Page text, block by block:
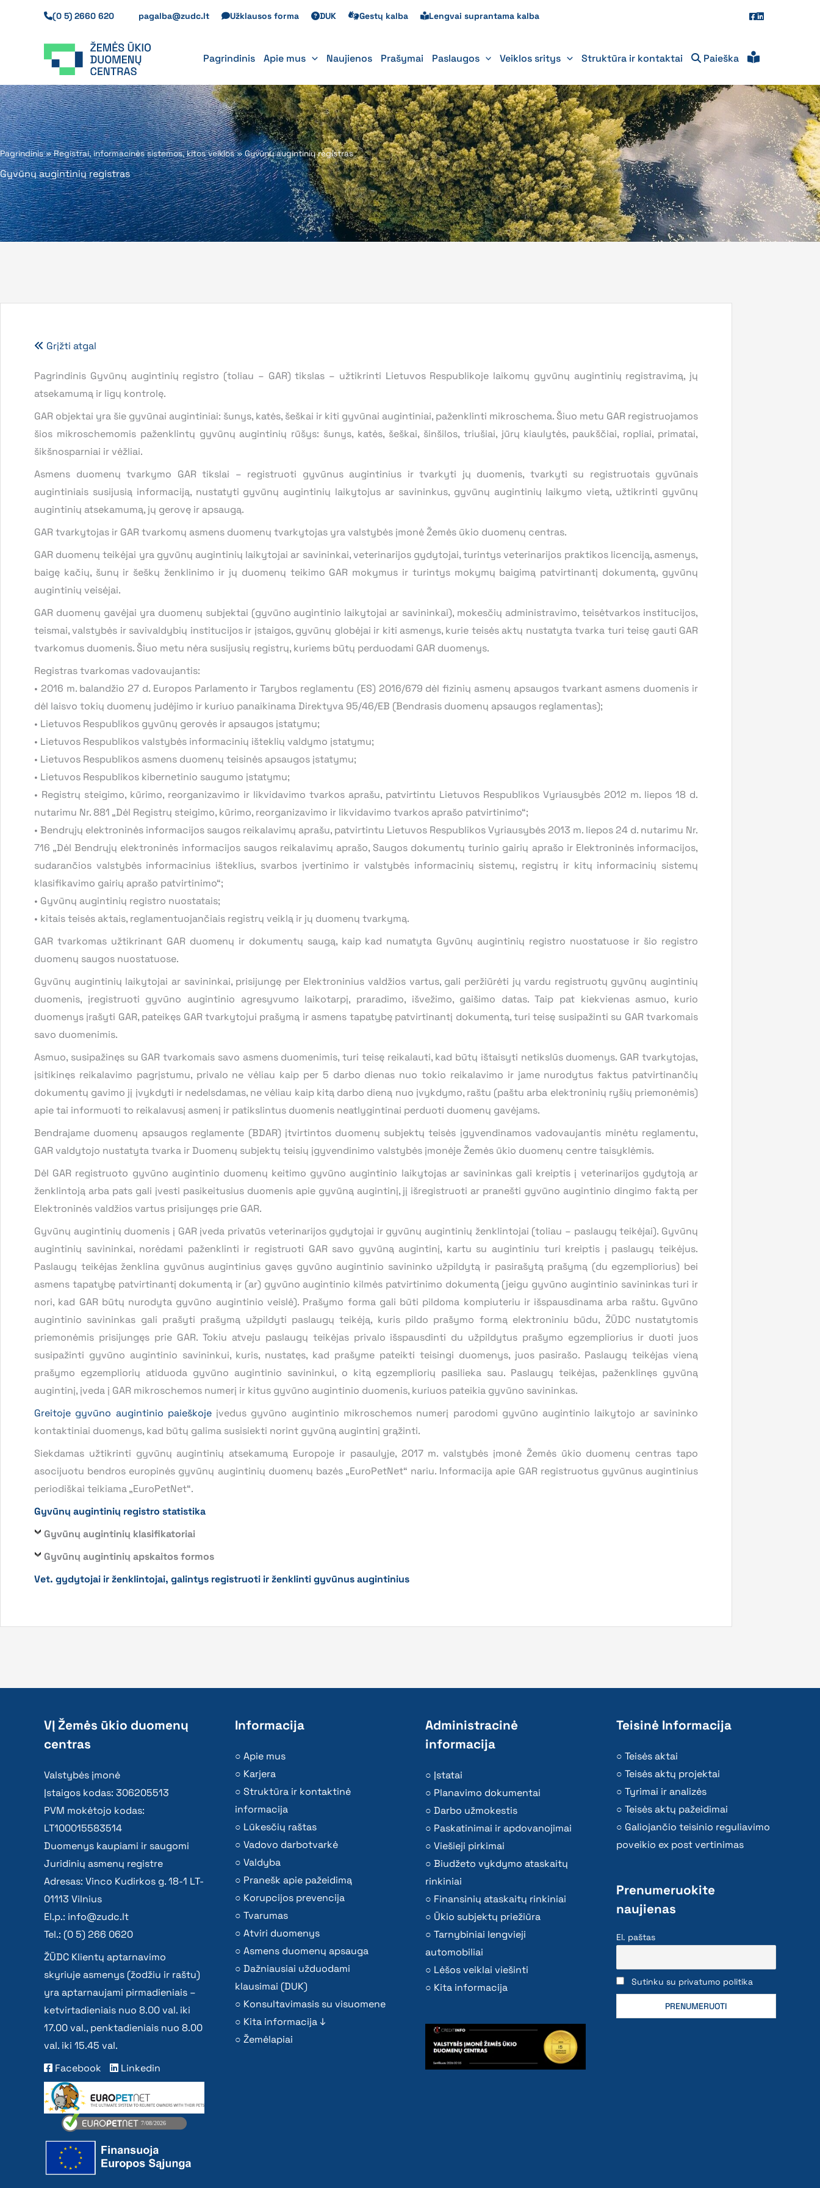
(0 5) 2660 620 pagalba@zudc.lt Užklausos forma DUK Gestų kalba Lengvai suprantama kalba
Pagrindinis Apie mus Naujienos Prašymai Paslaugos Veiklos sritys Struktūra ir kontaktai Paieška
Pagrindinis»Registrai, informacinės sistemos, kitos veiklos»Gyvūnų augintinių registras
Gyvūnų augintinių registras
Grįžti atgal
Pagrindinis Gyvūnų augintinių registro (toliau – GAR) tikslas – užtikrinti Lietuvos Respublikoje laikomų gyvūnų augintinių registravimą, jų
atsekamumą ir ligų kontrolę.
GAR objektai yra šie gyvūnai augintiniai: šunys, katės, šeškai ir kiti gyvūnai augintiniai, paženklinti mikroschema. Šiuo metu GAR registruojamos
šios mikroschemomis paženklintų gyvūnų augintinių rūšys: šunys, katės, šeškai, šinšilos, triušiai, jūrų kiaulytės, paukščiai, ropliai, primatai,
šikšnosparniai ir vėžliai.
Asmens duomenų tvarkymo GAR tikslai – registruoti gyvūnus augintinius ir tvarkyti jų duomenis, tvarkyti su registruotais gyvūnais
augintiniais susijusią informaciją, nustatyti gyvūnų augintinių laikytojus ar savininkus, gyvūnų augintinių laikymo vietą, užtikrinti gyvūnų
augintinių atsekamumą, jų gerovę ir apsaugą.
GAR tvarkytojas ir GAR tvarkomų asmens duomenų tvarkytojas yra valstybės įmonė Žemės ūkio duomenų centras.
GAR duomenų teikėjai yra gyvūnų augintinių laikytojai ar savininkai, veterinarijos gydytojai, turintys veterinarijos praktikos licenciją, asmenys,
baigę kačių, šunų ir šeškų ženklinimo ir jų duomenų teikimo GAR mokymus ir turintys mokymų baigimą patvirtinantį dokumentą, gyvūnų
augintinių veisėjai.
GAR duomenų gavėjai yra duomenų subjektai (gyvūno augintinio laikytojai ar savininkai), mokesčių administravimo, teisėtvarkos institucijos,
teismai, valstybės ir savivaldybių institucijos ir įstaigos, gyvūnų globėjai ir kiti asmenys, kurie teisės aktų nustatyta tvarka turi teisę gauti GAR
tvarkomus duomenis. Šiuo metu nėra susijusių registrų, kuriems būtų perduodami GAR duomenys.
Registras tvarkomas vadovaujantis:
• 2016 m. balandžio 27 d. Europos Parlamento ir Tarybos reglamentu (ES) 2016/679 dėl fizinių asmenų apsaugos tvarkant asmens duomenis ir
dėl laisvo tokių duomenų judėjimo ir kuriuo panaikinama Direktyva 95/46/EB (Bendrasis duomenų apsaugos reglamentas);
• Lietuvos Respublikos gyvūnų gerovės ir apsaugos įstatymu;
• Lietuvos Respublikos valstybės informacinių išteklių valdymo įstatymu;
• Lietuvos Respublikos asmens duomenų teisinės apsaugos įstatymu;
• Lietuvos Respublikos kibernetinio saugumo įstatymu;
• Registrų steigimo, kūrimo, reorganizavimo ir likvidavimo tvarkos aprašu, patvirtintu Lietuvos Respublikos Vyriausybės 2012 m. liepos 18 d.
nutarimu Nr. 881 „Dėl Registrų steigimo, kūrimo, reorganizavimo ir likvidavimo tvarkos aprašo patvirtinimo“;
• Bendrųjų elektroninės informacijos saugos reikalavimų aprašu, patvirtintu Lietuvos Respublikos Vyriausybės 2013 m. liepos 24 d. nutarimu Nr.
716 „Dėl Bendrųjų elektroninės informacijos saugos reikalavimų aprašo, Saugos dokumentų turinio gairių aprašo ir Elektroninės informacijos,
sudarančios valstybės informacinius išteklius, svarbos įvertinimo ir valstybės informacinių sistemų, registrų ir kitų informacinių sistemų
klasifikavimo gairių aprašo patvirtinimo“;
• Gyvūnų augintinių registro nuostatais;
• kitais teisės aktais, reglamentuojančiais registrų veiklą ir jų duomenų tvarkymą.
GAR tvarkomas užtikrinant GAR duomenų ir dokumentų saugą, kaip kad numatyta Gyvūnų augintinių registro nuostatuose ir šio registro
duomenų saugos nuostatuose.
Gyvūnų augintinių laikytojai ar savininkai, prisijungę per Elektroninius valdžios vartus, gali peržiūrėti jų vardu registruotų gyvūnų augintinių
duomenis, įregistruoti gyvūno augintinio agresyvumo laikotarpį, praradimo, išvežimo, gaišimo datas. Taip pat kiekvienas asmuo, kurio
duomenys įrašyti GAR, pateikęs GAR tvarkytojui prašymą ir asmens tapatybę patvirtinantį dokumentą, turi teisę susipažinti su GAR tvarkomais
savo duomenimis.
Asmuo, susipažinęs su GAR tvarkomais savo asmens duomenimis, turi teisę reikalauti, kad būtų ištaisyti netikslūs duomenys. GAR tvarkytojas,
įsitikinęs reikalavimo pagrįstumu, privalo ne vėliau kaip per 5 darbo dienas nuo tokio reikalavimo ir jame nurodytus faktus patvirtinančių
dokumentų gavimo jį įvykdyti ir nedelsdamas, ne vėliau kaip kitą darbo dieną nuo įvykdymo, raštu (paštu arba elektroninių ryšių priemonėmis)
apie tai informuoti to reikalavusį asmenį ir patikslintus duomenis neatlygintinai perduoti duomenų gavėjams.
Bendrajame duomenų apsaugos reglamente (BDAR) įtvirtintos duomenų subjektų teisės įgyvendinamos vadovaujantis minėtu reglamentu,
GAR valdytojo nustatyta tvarka ir Duomenų subjektų teisių įgyvendinimo valstybės įmonėje Žemės ūkio duomenų centre taisyklėmis.
Dėl GAR registruoto gyvūno augintinio duomenų keitimo gyvūno augintinio laikytojas ar savininkas gali kreiptis į veterinarijos gydytoją ar
ženklintoją arba pats gali įvesti pasikeitusius duomenis apie gyvūną augintinį, jį išregistruoti ar pranešti gyvūno augintinio dingimo faktą per
Elektroninės valdžios vartus prisijungęs prie GAR.
Gyvūnų augintinių duomenis į GAR įveda privatūs veterinarijos gydytojai ir gyvūnų augintinių ženklintojai (toliau – paslaugų teikėjai). Gyvūnų
augintinių savininkai, norėdami paženklinti ir registruoti GAR savo gyvūną augintinį, kartu su augintiniu turi kreiptis į paslaugų teikėjus.
Paslaugų teikėjas ženklina gyvūnus augintinius gavęs gyvūno augintinio savininko užpildytą ir pasirašytą prašymą (du egzempliorius) bei
asmens tapatybę patvirtinantį dokumentą ir (ar) gyvūno augintinio kilmės patvirtinimo dokumentą (jeigu gyvūno augintinio savininkas turi ir
nori, kad GAR būtų nurodyta gyvūno augintinio veislė). Prašymo forma gali būti pildoma kompiuteriu ir išspausdinama arba raštu. Gyvūno
augintinio savininkas gali prašyti prašymą užpildyti paslaugų teikėją, kuris pildo prašymo formą elektroniniu būdu, ŽŪDC nustatytomis
priemonėmis prisijungęs prie GAR. Tokiu atveju paslaugų teikėjas privalo išspausdinti du užpildytus prašymo egzempliorius ir duoti juos
susipažinti gyvūno augintinio savininkui, kuris, nustatęs, kad prašyme pateikti teisingi duomenys, juos pasirašo. Paslaugų teikėjas vieną
prašymo egzempliorių atiduoda gyvūno augintinio savininkui, o kitą egzempliorių pasilieka sau. Paslaugų teikėjas, paženklinęs gyvūną
augintinį, įveda į GAR mikroschemos numerį ir kitus gyvūno augintinio duomenis, kuriuos pateikia gyvūno savininkas.
Greitoje gyvūno augintinio paieškojeįvedus gyvūno augintinio mikroschemos numerį parodomi gyvūno augintinio laikytojo ar savininko
kontaktiniai duomenys, kad būtų galima susisiekti norint gyvūną augintinį grąžinti.
Siekdamas užtikrinti gyvūnų augintinių atsekamumą Europoje ir pasaulyje, 2017 m. valstybės įmonė Žemės ūkio duomenų centras tapo
asocijuotu bendros europinės gyvūnų augintinių duomenų bazės „EuroPetNet“ nariu. Informacija apie GAR registruotus gyvūnus augintinius
periodiškai teikiama „EuroPetNet“.
Gyvūnų augintinių registro statistika
Gyvūnų augintinių klasifikatoriai
Gyvūnų augintinių apskaitos formos
Vet. gydytojai ir ženklintojai, galintys registruoti ir ženklinti gyvūnus augintinius
VĮ Žemės ūkio duomenų
centras
Valstybės įmonė
Įstaigos kodas: 306205513
PVM mokėtojo kodas:
LT100015583514
Duomenys kaupiami ir saugomi
Juridinių asmenų registre
Adresas: Vinco Kudirkos g. 18-1 LT-
01113 Vilnius
El.p.: info@zudc.lt
Tel.: (0 5) 266 0620
ŽŪDC Klientų aptarnavimo
skyriuje asmenys (žodžiu ir raštu)
yra aptarnaujami pirmadieniais –
ketvirtadieniais nuo 8.00 val. iki
17.00 val., penktadieniais nuo 8.00
val. iki 15.45 val.
Facebook
Linkedin
Informacija
Apie mus
Karjera
Struktūra ir kontaktinė
informacija
Lūkesčių raštas
Vadovo darbotvarkė
Valdyba
Pranešk apie pažeidimą
Korupcijos prevencija
Tvarumas
Atviri duomenys
Asmens duomenų apsauga
Dažniausiai užduodami
klausimai (DUK)
Konsultavimasis su visuomene
Kita informacija ↓
Žemėlapiai
Administracinė
informacija
Įstatai
Planavimo dokumentai
Darbo užmokestis
Paskatinimai ir apdovanojimai
Viešieji pirkimai
Biudžeto vykdymo ataskaitų
rinkiniai
Finansinių ataskaitų rinkiniai
Ūkio subjektų priežiūra
Tarnybiniai lengvieji
automobiliai
Lėšos veiklai viešinti
Kita informacija
Teisinė Informacija
Teisės aktai
Teisės aktų projektai
Tyrimai ir analizės
Teisės aktų pažeidimai
Galiojančio teisinio reguliavimo
poveikio ex post vertinimas
Prenumeruokite
naujienas
El. paštas
Sutinku su privatumo politika